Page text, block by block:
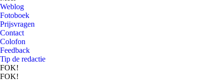
Weblog
Fotoboek
Prijsvragen
Contact
Colofon
Feedback
Tip de redactie
FOK!
FOK!